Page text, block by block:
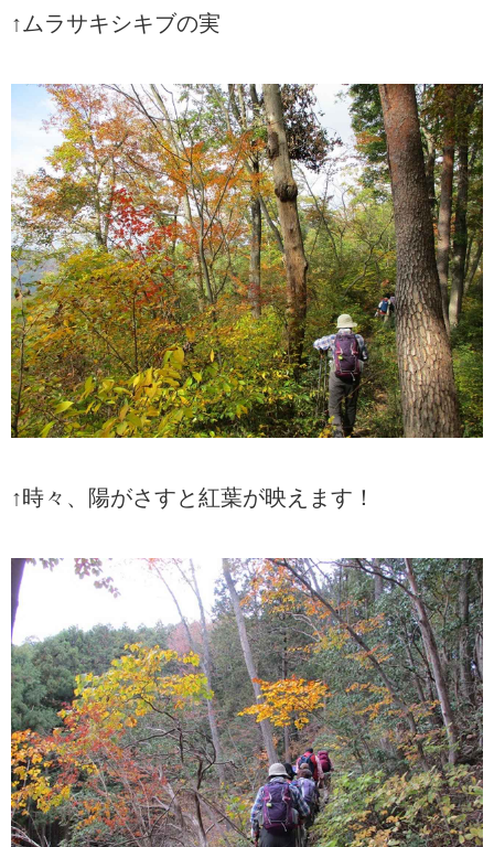
↑ムラサキシキブの実
↑時々、陽がさすと紅葉が映えます！